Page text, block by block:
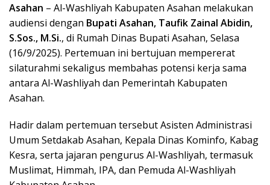
Asahan – Al-Washliyah Kabupaten Asahan melakukan
audiensi dengan Bupati Asahan, Taufik Zainal Abidin,
S.Sos., M.Si., di Rumah Dinas Bupati Asahan, Selasa
(16/9/2025). Pertemuan ini bertujuan mempererat
silaturahmi sekaligus membahas potensi kerja sama
antara Al-Washliyah dan Pemerintah Kabupaten
Asahan.
Hadir dalam pertemuan tersebut Asisten Administrasi
Umum Setdakab Asahan, Kepala Dinas Kominfo, Kabag
Kesra, serta jajaran pengurus Al-Washliyah, termasuk
Muslimat, Himmah, IPA, dan Pemuda Al-Washliyah